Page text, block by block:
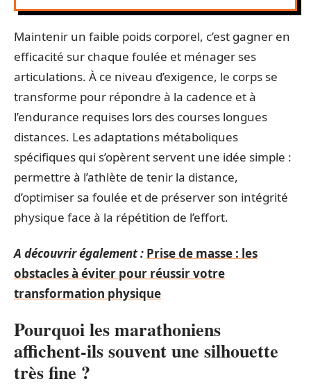
Maintenir un faible poids corporel, c’est gagner en
efficacité sur chaque foulée et ménager ses
articulations. À ce niveau d’exigence, le corps se
transforme pour répondre à la cadence et à
l’endurance requises lors des courses longues
distances. Les adaptations métaboliques
spécifiques qui s’opèrent servent une idée simple :
permettre à l’athlète de tenir la distance,
d’optimiser sa foulée et de préserver son intégrité
physique face à la répétition de l’effort.
A découvrir également : Prise de masse : les
obstacles à éviter pour réussir votre
transformation physique
Pourquoi les marathoniens
affichent-ils souvent une silhouette
très fine ?